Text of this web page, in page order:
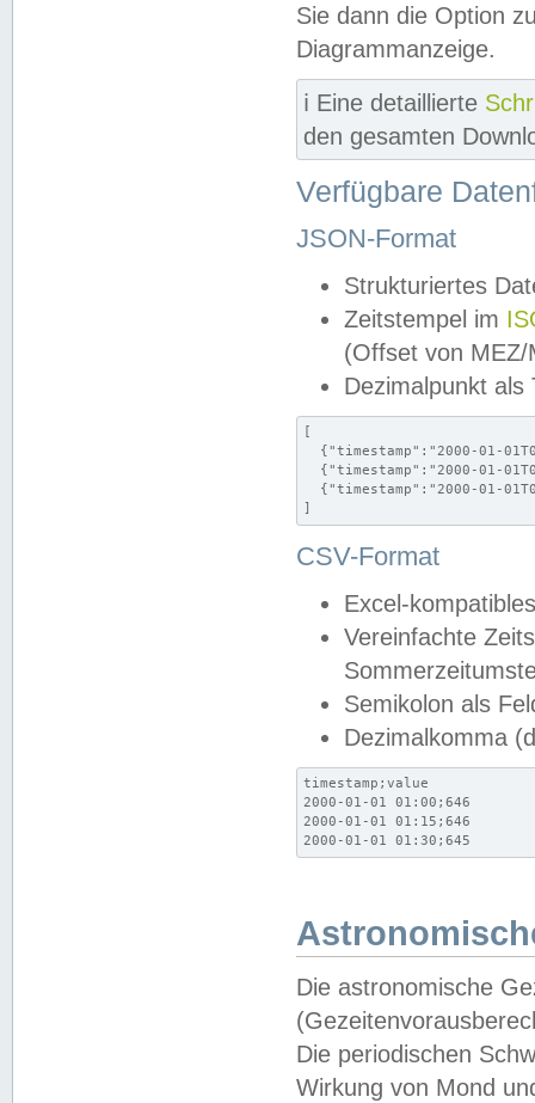
Sie dann die Option
Diagrammanzeige.
ℹ️ Eine detaillierte
den gesamten
Verfügbare
JSON-Format
Strukturiertes
Zeitstempel im
(Offset von MEZ/
Dezimalpunkt als
[
{"timestamp":"2000-01-
{"timestamp":"2000-01-
{"timestamp":"2000-01-
]
CSV-Format
Excel-
Vereinfachte
Semikolon als
Dezimalkomma
timestamp;value
2000-01-01 01:00;646
2000-01-01 01:15;646
2000-01-01 01:30;645
Die astronomische
Die periodischen
Wirkung von Mond